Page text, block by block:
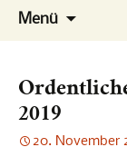
Zum
InhaltNo-Spy
Die
Menü
2019
20. November